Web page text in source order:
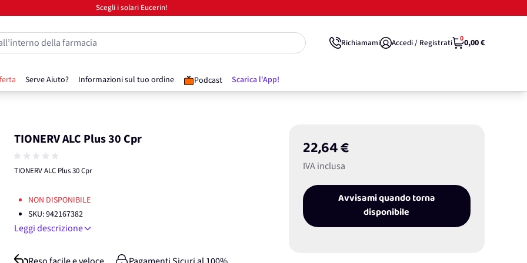
Scegli i solari Eucerin!
Serve Aiuto? Informazioni sul tuo ordine Podcast Scarica l'App!
della farmacia Richiamami Accedi / Registrati 00,00 €
TIONERV ALC Plus 30 Cpr
TIONERV ALC Plus 30 Cpr
22,64 €
IVA inclusa
Avvisami quando torna
disponibile
NON DISPONIBILE
SKU:942167382
Leggi descrizione